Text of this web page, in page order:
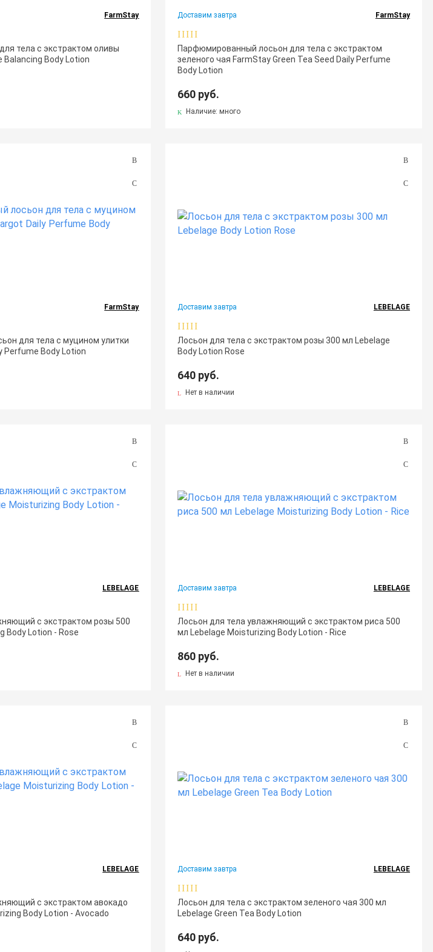
FarmStay
тела с экстрактом оливы
Balancing Body Lotion
Доставим завтра FarmStay
Парфюмированный лосьон для тела с экстрактом
зеленого чая FarmStay Green Tea Seed Daily Perfume
Body Lotion
660 руб.
Наличие: много
FarmStay
для тела с муцином улитки
Perfume Body Lotion
Доставим завтра LEBELAGE
Лосьон для тела с экстрактом розы 300 мл Lebelage
Body Lotion Rose
640 руб.
Нет в наличии
LEBELAGE
с экстрактом розы 500
Body Lotion - Rose
Доставим завтра LEBELAGE
Лосьон для тела увлажняющий с экстрактом риса 500
мл Lebelage Moisturizing Body Lotion - Rice
860 руб.
Нет в наличии
LEBELAGE
с экстрактом авокадо
Body Lotion - Avocado
Доставим завтра LEBELAGE
Лосьон для тела с экстрактом зеленого чая 300 мл
Lebelage Green Tea Body Lotion
640 руб.